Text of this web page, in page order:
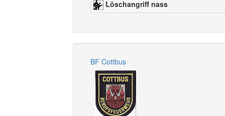
Löschangriff nass
BF Cottbus